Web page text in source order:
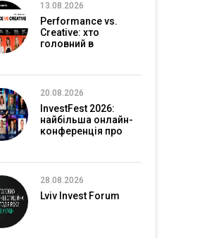
13.08.2026
Performance vs.
Creative: хто
головний в
20.08.2026
InvestFest 2026:
найбільша онлайн-
конференція про
28.08.2026
Lviv Invest Forum